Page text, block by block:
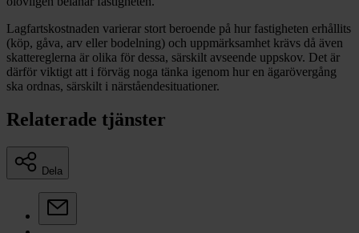
Lagfartskostnaden varierar stort beroende på hur fastigheten erhållits
(köp, gåva, arv eller bodelning) och uppmärksamhet krävs då även
skattereglerna är olika för dessa, särskilt avseende uppskov. Det är
därför viktigt att i förväg noga tänka igenom hur en ägarövergång
ska ordnas, särskilt i närståendesituationer.
Relaterade tjänster
Dela